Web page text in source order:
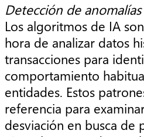
Detección de anomalías
Los algoritmos de IA
hora de analizar datos
transacciones para
comportamiento
entidades. Estos
referencia para
desviación en busca de